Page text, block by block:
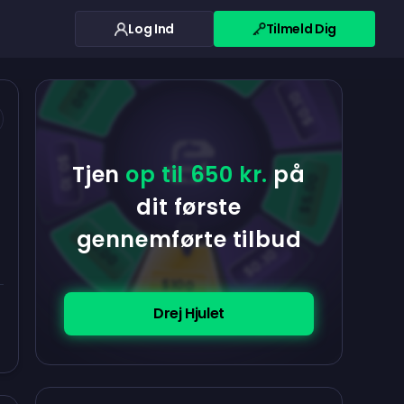
Log Ind Tilmeld Dig
Tjen op til 650 kr. på
dit første
gennemførte tilbud
Drej Hjulet
$100
$5.00
$0.10
$5.00
$0.10 $5.00
$5.00